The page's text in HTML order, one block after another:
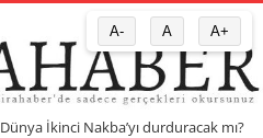
Dünya İkinci Nakba’yı durduracak mı?
A- A A+